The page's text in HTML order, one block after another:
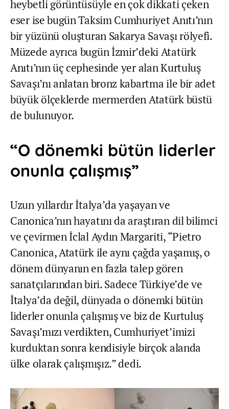
heybetli görüntüsüyle en çok dikkati çeken
eser ise bugün Taksim Cumhuriyet Anıtı’nın
bir yüzünü oluşturan Sakarya Savaşı rölyefi.
Müzede ayrıca bugün İzmir’deki Atatürk
Anıtı’nın üç cephesinde yer alan Kurtuluş
Savaşı’nı anlatan bronz kabartma ile bir adet
büyük ölçeklerde mermerden Atatürk büstü
de bulunuyor.
“O dönemki bütün liderler
onunla çalışmış”
Uzun yıllardır İtalya’da yaşayan ve
Canonica’nın hayatını da araştıran dil bilimci
ve çevirmen İclal Aydın Margariti, “Pietro
Canonica, Atatürk ile aynı çağda yaşamış, o
dönem dünyanın en fazla talep gören
sanatçılarından biri. Sadece Türkiye’de ve
İtalya’da değil, dünyada o dönemki bütün
liderler onunla çalışmış ve biz de Kurtuluş
Savaşı’mızı verdikten, Cumhuriyet’imizi
kurduktan sonra kendisiyle birçok alanda
ülke olarak çalışmışız.” dedi.